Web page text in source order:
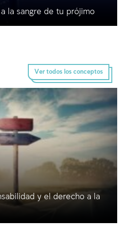
la sangre de tu prójimo
Ver todos los conceptos
y el derecho a la